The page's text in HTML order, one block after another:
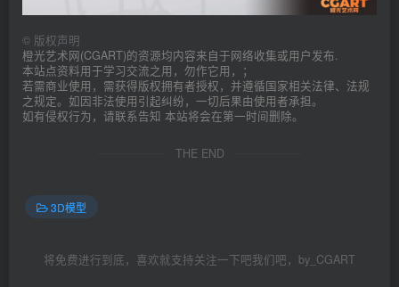
© 版权声明
橙光艺术网(CGART)的资源均内容来自于网络收集或用户发布.
本站点资料用于学习交流之用，勿作它用，；
若需商业使用，需获得版权拥有者授权，并遵循国家相关法律、法规
之规定。如因非法使用引起纠纷，一切后果由使用者承担。
如有侵权行为，请联系告知 本站将会在第一时间删除。
THE END
3D模型
将免费进行到底，喜欢就支持关注一下吧我们吧，by_CGART